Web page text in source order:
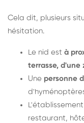
Cela dit, plusieurs
hésitation.
Le nid est à
terrasse, d'une
Une personne
restaurant,